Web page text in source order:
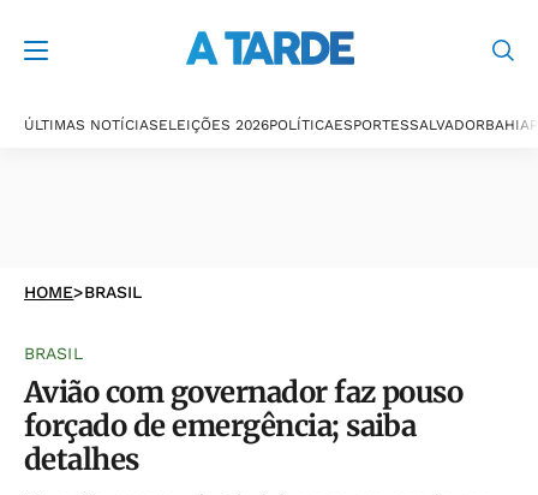
ÚLTIMAS NOTÍCIASELEIÇÕES 2026POLÍTICAESPORTESSALVADORBAHIA
HOME>BRASIL
BRASIL
Avião com governador faz pouso
forçado de emergência; saiba
detalhes